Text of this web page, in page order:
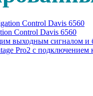
Control Davis 6560
выходным сигналом и
Pro2 c